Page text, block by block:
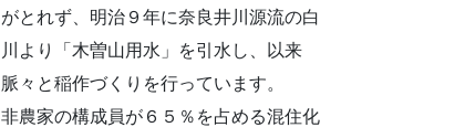
がとれず、明治９年に奈良井川源流の白
川より「木曽山用水」を引水し、以来
脈々と稲作づくりを行っています。
非農家の構成員が６５％を占める混住化